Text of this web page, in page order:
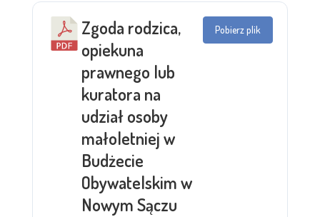
Zgoda rodzica,
opiekuna
prawnego lub
kuratora na
udział osoby
małoletniej w
Budżecie
Obywatelskim w
Nowym Sączu
Pobierz plik